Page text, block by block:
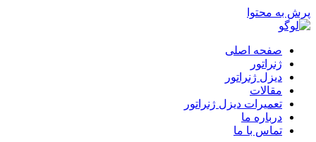
پرش به محتوا
صفحه اصلی
ژنراتور
دیزل ژنراتور
مقالات
تعمیرات دیزل ژنراتور
درباره ما
تماس با ما